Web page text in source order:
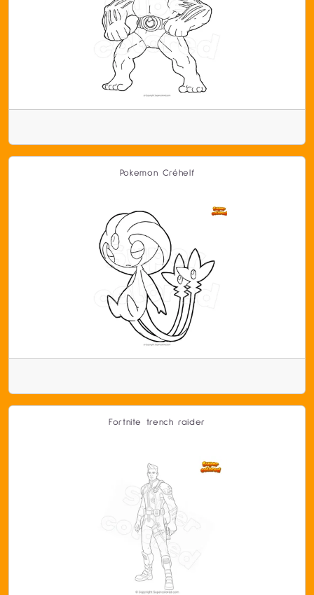
Pokemon Créhelf
Fortnite trench raider